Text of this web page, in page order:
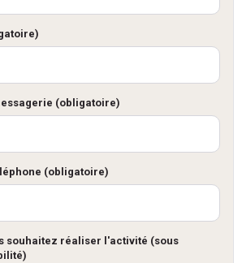
(obligatoire)
(obligatoire)
souhaitez réaliser l'activité (sous